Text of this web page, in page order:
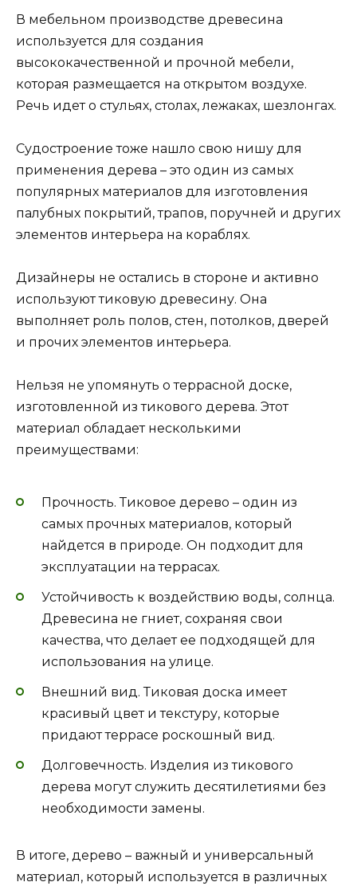
В мебельном производстве древесина
используется для создания
высококачественной и прочной мебели,
которая размещается на открытом воздухе.
Речь идет о стульях, столах, лежаках, шезлонгах.
Судостроение тоже нашло свою нишу для
применения дерева – это один из самых
популярных материалов для изготовления
палубных покрытий, трапов, поручней и других
элементов интерьера на кораблях.
Дизайнеры не остались в стороне и активно
используют тиковую древесину. Она
выполняет роль полов, стен, потолков, дверей
и прочих элементов интерьера.
Нельзя не упомянуть о террасной доске,
изготовленной из тикового дерева. Этот
материал обладает несколькими
преимуществами:
Прочность. Тиковое дерево – один из
самых прочных материалов, который
найдется в природе. Он подходит для
эксплуатации на террасах.
Устойчивость к воздействию воды, солнца.
Древесина не гниет, сохраняя свои
качества, что делает ее подходящей для
использования на улице.
Внешний вид. Тиковая доска имеет
красивый цвет и текстуру, которые
придают террасе роскошный вид.
Долговечность. Изделия из тикового
дерева могут служить десятилетиями без
необходимости замены.
В итоге, дерево – важный и универсальный
материал, который используется в различных